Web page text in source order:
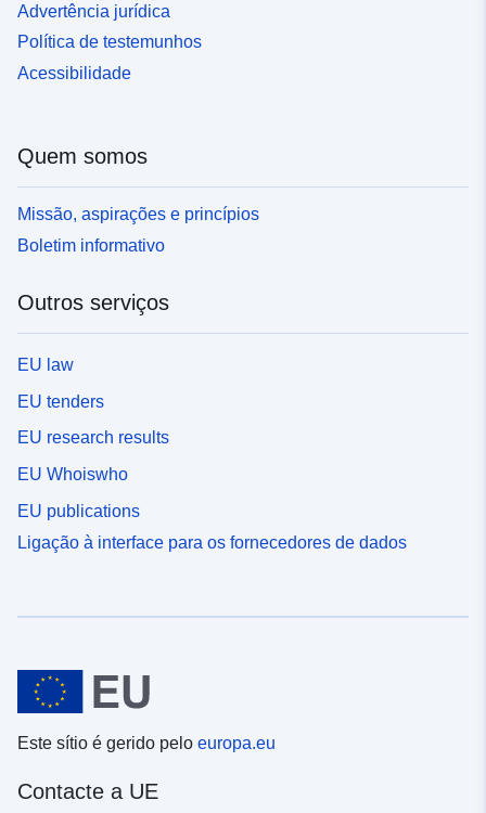
Advertência jurídica
Política de testemunhos
Acessibilidade
Quem somos
Missão, aspirações e princípios
Boletim informativo
Outros serviços
EU law
EU tenders
EU research results
EU Whoiswho
EU publications
Ligação à interface para os fornecedores de dados
Este sítio é gerido pelo europa.eu
Contacte a UE